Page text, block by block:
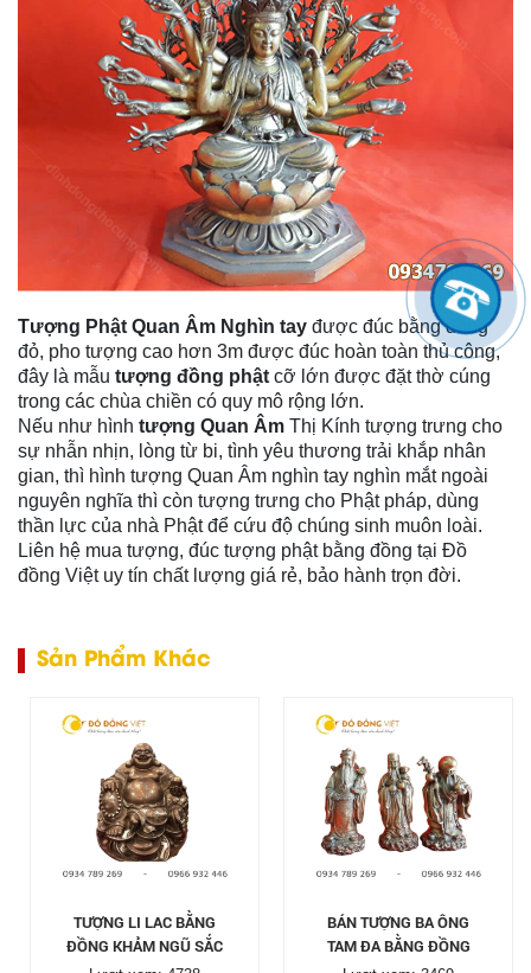
Tượng Phật Quan Âm Nghìn tay được đúc bằng đồng
đỏ, pho tượng cao hơn 3m được đúc hoàn toàn thủ công,
đây là mẫu tượng đồng phật cỡ lớn được đặt thờ cúng
trong các chùa chiền có quy mô rộng lớn.
Nếu như hình tượng Quan Âm Thị Kính tượng trưng cho
sự nhẫn nhịn, lòng từ bi, tình yêu thương trải khắp nhân
gian, thì hình tượng Quan Âm nghìn tay nghìn mắt ngoài
nguyên nghĩa thì còn tượng trưng cho Phật pháp, dùng
thần lực của nhà Phật để cứu độ chúng sinh muôn loài.
Liên hệ mua tượng, đúc tượng phật bằng đồng tại Đồ
đồng Việt uy tín chất lượng giá rẻ, bảo hành trọn đời.
Sản Phẩm Khác
TƯỢNG LI LAC BẰNG
ĐỒNG KHẢM NGŨ SẮC
BÁN TƯỢNG BA ÔNG
TAM ĐA BẰNG ĐỒNG